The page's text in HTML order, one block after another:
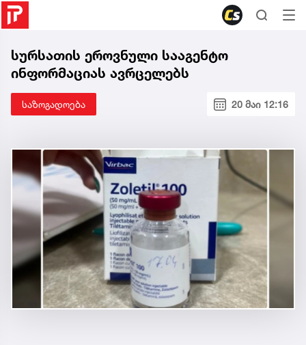
სურსათის ეროვნული სააგენტო
ინფორმაციას ავრცელებს
საზოგადოება 20 მაი 12:16